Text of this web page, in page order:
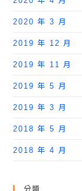
2020 年 3 月
2019 年 12 月
2019 年 11 月
2019 年 5 月
2019 年 3 月
2018 年 5 月
2018 年 4 月
分類